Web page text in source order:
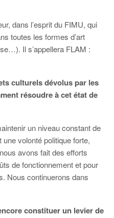
dans l’esprit du FIMU, qui
toutes les formes d’art
Il s’appellera FLAM :
culturels dévolus par les
résoudre à cet état de
un niveau constant de
volonté politique forte,
avons fait des efforts
de fonctionnement et pour
Nous continuerons dans
constituer un levier de